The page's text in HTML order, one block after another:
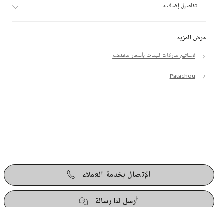
عرض المزيد
فساتين ماركات للبنات بأسعار مخفضة
Patachou
تفاصيل إضافية
الإتصال بخدمة العملاء
أرسل لنا رسالة